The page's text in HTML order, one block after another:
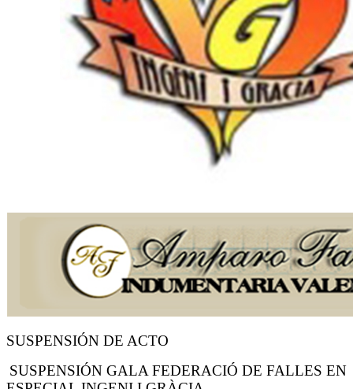
SUSPENSIÓN DE ACTO
SUSPENSIÓN GALA FEDERACIÓ DE FALLES EN